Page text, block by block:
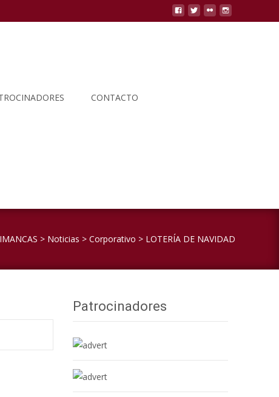
CONTACTO
> Noticias > Corporativo > LOTERÍA DE NAVIDAD
Patrocinadores